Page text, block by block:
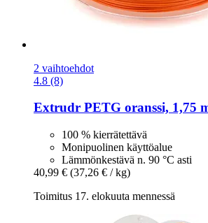
2 vaihtoehdot
4.8 (8)
Extrudr PETG oranssi, 1,75
100 % kierrätettävä
Monipuolinen käyttöalue
Lämmönkestävä n. 90 °C asti
40,99 € (37,26 € / kg)
Toimitus 17. elokuuta mennessä